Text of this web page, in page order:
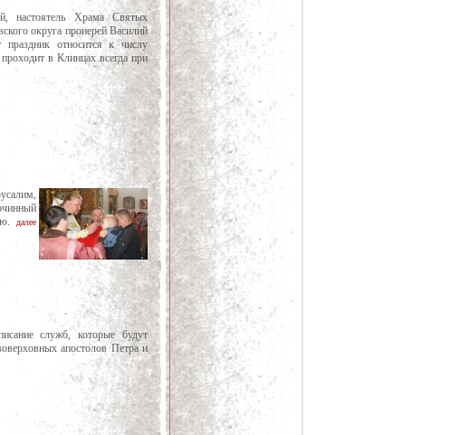
настоятель Храма Святых
округа проиерей Василий
относится к числу
в Клинцах всегда при
далее
служб, которые будут
апостолов Петра и